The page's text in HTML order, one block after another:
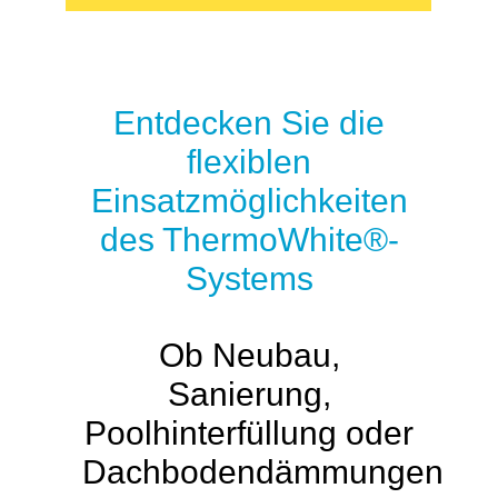
Entdecken Sie die
flexiblen
Einsatzmöglichkeiten
des ThermoWhite®-
Systems
Ob Neubau,
Sanierung,
Poolhinterfüllung oder
Dachbodendämmungen